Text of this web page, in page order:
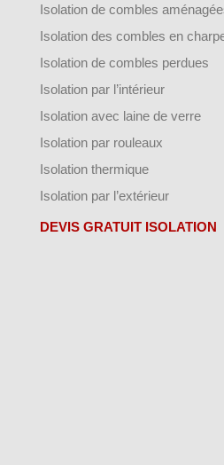
Isolation de combles
Isolation des combles en
Isolation de combles perdues
Isolation par l’intérieur
Isolation avec laine de verre
Isolation par rouleaux
Isolation thermique
Isolation par l’extérieur
DEVIS GRATUIT ISOLATION